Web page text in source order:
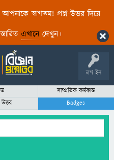
আপনাকে স্বাগতম! প্রশ্ন-উত্তর দিয়ে
এখানেদেখুন।
লগ ইন
সাম্প্রতিক কর্মকান্ড
Badges